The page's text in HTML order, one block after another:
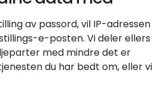
av passord, vil IP-adressen
e-posten. Vi deler ellers
med mindre det er
du har bedt om, eller vi